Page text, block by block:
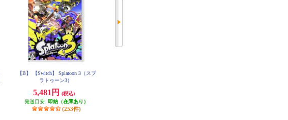
【B】 【Switch】 Splatoon 3（スプ
ラトゥーン3）
5,481円
(税込)
発送目安: 即納（在庫あり）
(253件)